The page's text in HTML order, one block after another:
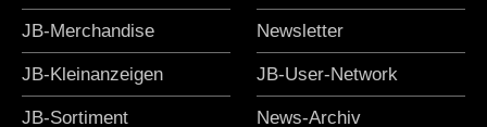
JB-Merchandise Newsletter
JB-Kleinanzeigen JB-User-Network
JB-Sortiment News-Archiv